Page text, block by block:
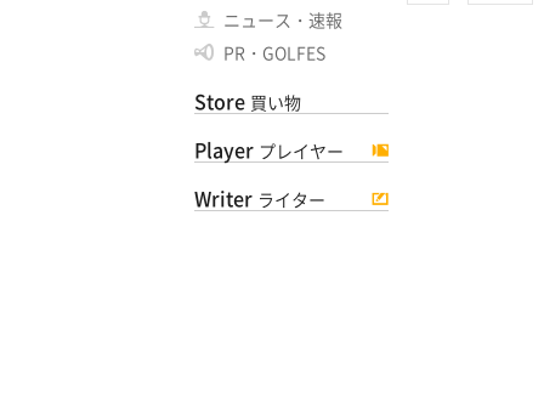
ニュース・速報
PR・GOLFES
Store 買い物
Player プレイヤー
Writer ライター